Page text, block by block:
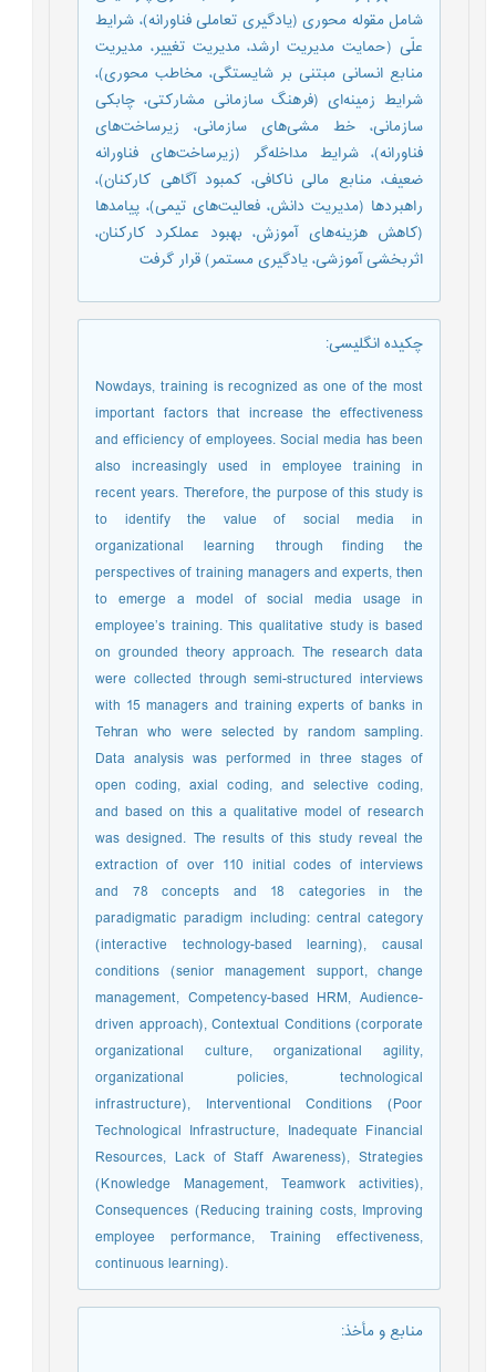
شامل مقوله محوری (یادگیری تعاملی فناورانه)، شرایط
علّی (حمایت مدیریت ارشد، مدیریت تغییر، مدیریت
منابع انسانی مبتنی بر شایستگی، مخاطب محوری)،
شرایط زمینه‌ای (فرهنگ سازمانی مشارکتی، چابکی
سازمانی، خط مشی‌های سازمانی، زیرساخت‌های
فناورانه)، شرایط مداخله‌گر (زیرساخت‌های فناورانه
ضعیف، منابع مالی ناکافی، کمبود آگاهی کارکنان)،
راهبردها (مدیریت دانش، فعالیت‌های تیمی)، پیامدها
(کاهش هزینه‌های آموزش، بهبود عملکرد کارکنان،
اثربخشی آموزشی، یادگیری مستمر) قرار گرفت
چکیده انگلیسی:
Nowdays, training is recognized as one of the most
important factors that increase the effectiveness
and efficiency of employees. Social media has been
also increasingly used in employee training in
recent years. Therefore, the purpose of this study is
to identify the value of social media in
organizational learning through finding the
perspectives of training managers and experts, then
to emerge a model of social media usage in
employee’s training. This qualitative study is based
on grounded theory approach. The research data
were collected through semi-structured interviews
with 15 managers and training experts of banks in
Tehran who were selected by random sampling.
Data analysis was performed in three stages of
open coding, axial coding, and selective coding,
and based on this a qualitative model of research
was designed. The results of this study reveal the
extraction of over 110 initial codes of interviews
and 78 concepts and 18 categories in the
paradigmatic paradigm including: central category
(interactive technology-based learning), causal
conditions (senior management support, change
management, Competency-based HRM, Audience-
driven approach), Contextual Conditions (corporate
organizational culture, organizational agility,
organizational policies, technological
infrastructure), Interventional Conditions (Poor
Technological Infrastructure, Inadequate Financial
Resources, Lack of Staff Awareness), Strategies
(Knowledge Management, Teamwork activities),
Consequences (Reducing training costs, Improving
employee performance, Training effectiveness,
continuous learning).
منابع و مأخذ: